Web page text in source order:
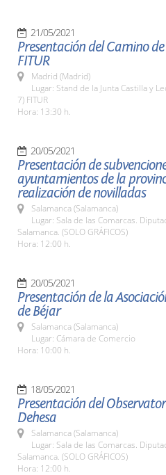
21/05/2021
Presentación del Camino
FITUR
Madrid (Madrid)
Lugar: Stand de la Junta Castilla y
7) FITUR
Hora: 13:30 h.
20/05/2021
Presentación de
ayuntamientos de la
realización de novilladas
Salamanca (Salamanca)
Lugar: Sala de las Comarcas.
Salamanca. (SOLO GRÁFICOS)
Hora: 12:00 h.
20/05/2021
Presentación de la
de Béjar
Salamanca (Salamanca)
Lugar: Cámara de Comercio
Hora: 10:00 h.
18/05/2021
Presentación del
Dehesa
Salamanca (Salamanca)
Lugar: Sala de las Comarcas.
Salamanca. (SOLO GRÁFICOS)
Hora: 12:00 h.